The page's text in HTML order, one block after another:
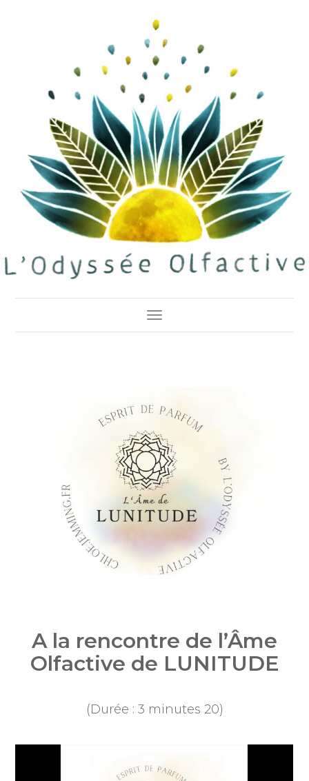
Toggle Navigation
A la rencontre de l’Âme
Olfactive de LUNITUDE
(Durée : 3 minutes 20)